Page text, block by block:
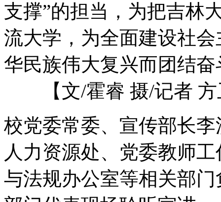
支撑”的担当，为把吉林
流大学，为全面建设社
华民族伟大复兴而团结奋
【文/霍睿 摄/记者 方
校党委常委、宣传部长
人力资源处、党委教师
与法规办公室等相关部